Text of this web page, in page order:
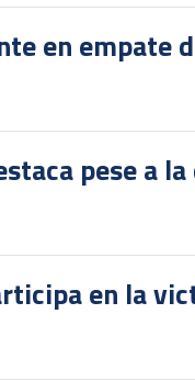
en empate
pese a
en la